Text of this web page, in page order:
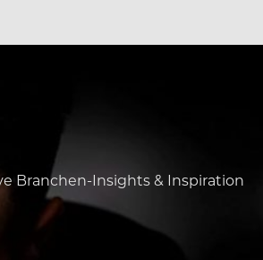
Branchen-Insights & Inspiration